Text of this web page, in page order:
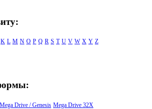
K L M N O P Q R S T U V W X Y Z
Mega Drive / Genesis Mega Drive 32X